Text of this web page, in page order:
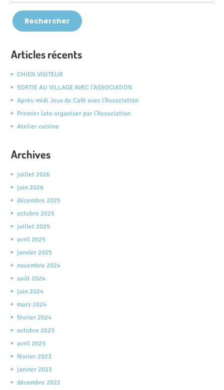
Articles récents
CHIEN VISITEUR
SORTIE AU VILLAGE AVEC l’ASSOCIATION
Après-midi Jeux de Café avec l’Association
Premier loto organiser par l’Association
Atelier cuisine
Archives
juillet 2026
juin 2026
décembre 2025
octobre 2025
juillet 2025
avril 2025
janvier 2025
novembre 2024
août 2024
juin 2024
mars 2024
février 2024
octobre 2023
avril 2023
février 2023
janvier 2023
décembre 2022